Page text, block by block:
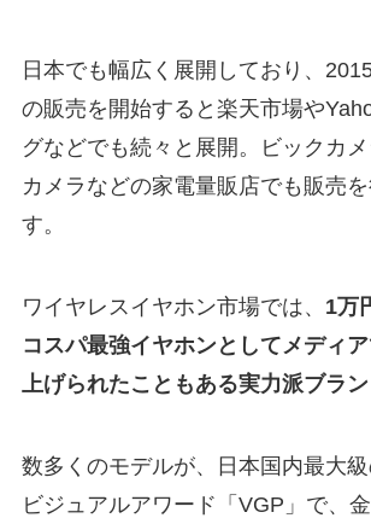
日本でも幅広く展開しており、
の販売を開始すると楽天市場や
グなどでも続々と展開。ビックカ
カメラなどの家電量販店でも販売
す。
ワイヤレスイヤホン市場では、 1万
コスパ最強イヤホンとしてメディ
上げられたこともある実力派ブラ
数多くのモデルが、日本国内最大
ビジュアルアワード「VGP」で、